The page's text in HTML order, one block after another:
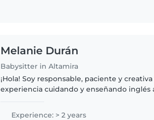
Melanie Durán
Babysitter in Altamira
¡Hola! Soy responsable, paciente y
experiencia cuidando y enseñando inglés
Experience: > 2 years